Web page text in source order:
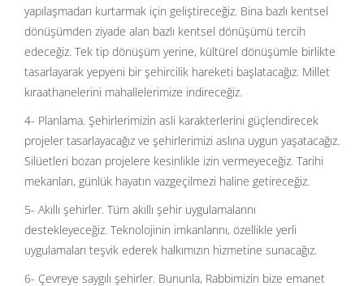
yapılaşmadan kurtarmak için geliştireceğiz. Bina bazlı kentsel
dönüşümden ziyade alan bazlı kentsel dönüşümü tercih
edeceğiz. Tek tip dönüşüm yerine, kültürel dönüşümle birlikte
tasarlayarak yepyeni bir şehircilik hareketi başlatacağız. Millet
kıraathanelerini mahallelerimize indireceğiz.
4- Planlama. Şehirlerimizin asli karakterlerini güçlendirecek
projeler tasarlayacağız ve şehirlerimizi aslına uygun yaşatacağız.
Silüetleri bozan projelere kesinlikle izin vermeyeceğiz. Tarihi
mekanları, günlük hayatın vazgeçilmezi haline getireceğiz.
5- Akıllı şehirler. Tüm akıllı şehir uygulamalarını
destekleyeceğiz. Teknolojinin imkanlarını, özellikle yerli
uygulamaları teşvik ederek halkımızın hizmetine sunacağız.
6- Çevreye saygılı şehirler. Bununla, Rabbimizin bize emanet